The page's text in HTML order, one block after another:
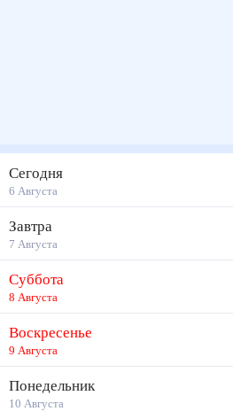
Сегодня
6 Августа
Завтра
7 Августа
Суббота
8 Августа
Воскресенье
9 Августа
Понедельник
10 Августа